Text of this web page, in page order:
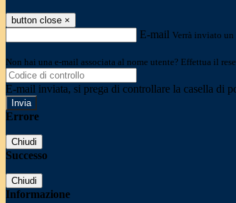
button close ×
E-mail Verrà inviato
Non hai una e-mail associata al nome utente? Effettua il
E-mail inviata, si prega di controllare la casella di
Errore
Chiudi
Successo
Chiudi
Informazione